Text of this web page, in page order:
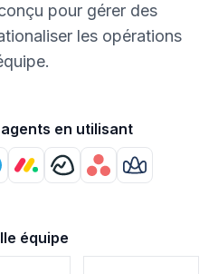
pour gérer des
les opérations
en utilisant
équipe